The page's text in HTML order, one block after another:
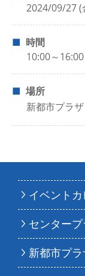
イベント
センター
新都市プ
2024/09/27 (
時間
10:00～16:00
場所
新都市プラザ